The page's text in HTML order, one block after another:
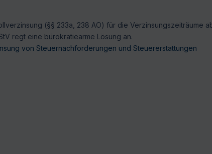
(§§ 233a, 238 AO) für die Verzinsungszeiträume
regt eine bürokratiearme Lösung an.
von Steuernachforderungen und Steuererstattungen